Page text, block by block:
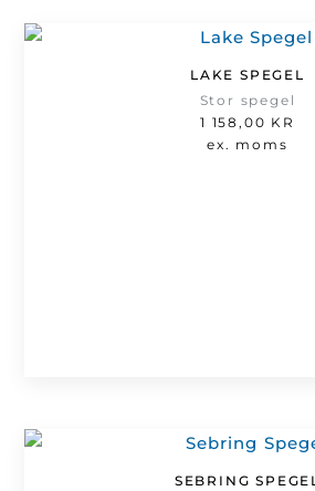
LAKE SPEGEL
Stor spegel
1 158,00 KR
ex. moms
SEBRING SPEGEL